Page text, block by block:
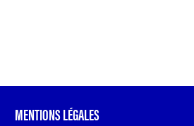
MENTIONS LÉGALES